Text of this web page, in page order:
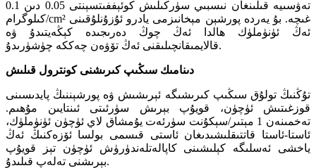
تەۋسىيە قىلىنغان نىسبىي سۈركىلىش كوئېففىتسېنتى 0.05 دىن 0.1
كىلوگرام/cm² غىچە. بۇ يەردە پورشېن مېخانىزمى يادرو ئۇزۇنلۇقىنى
ئەڭ ئۈنۈملۈك ھالدا ئەڭ چوڭ دەرىجىدە كېڭەيتىدۇ ۋە
قالايمىقانچىلىقنى ئەڭ تۆۋەن چەككە چۈشۈرىدۇ.
دىنامىك سىڭىپ كىرىشنى كونترول قىلىش
تۇڭنىڭ تولۇق سىڭىپ كىرىشىگە ئېرىشىش ۋە پورشېننىڭ پايدىسىنى
قوزغىتىش ئۈچۈن، قويۇپ بېرىش سۈرئىتى ئىنتايىن مۇھىم.
تەخمىنەن 1 مېتىر/سېكۇنت سۈرئەت يۇمشاق لاي ئۈچۈن ئۈنۈملۈك،
ئاستا-ئاستا قاتتىقلىشىدىغان ئاستى قىسمى بولسا ئۆزەكنىڭ ئەڭ
ياخشى ئەسلىگە كېلىشىنى كاپالەتلەندۈرۈش ئۈچۈن تېز قويۇپ
بېرىشنى تەلەپ قىلىدۇ.